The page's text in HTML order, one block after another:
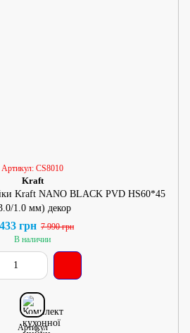
Артикул: CS8010
Kraft
Kraft NANO BLACK PVD HS60*45
1.0 мм) декор
грн 7 990 грн
В наличии
Артикул